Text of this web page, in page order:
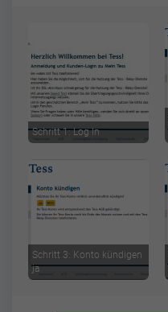
Schritt 1: Log In
Schritt 3: Konto kündigen
ja